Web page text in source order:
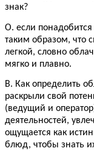
знак?
О. если понадобится
таким образом, что
легкой, словно
мягко и плавно.
В. Как определить
раскрыли свой
(ведущий и
деятельностей,
ощущается как
блюд, чтобы знать